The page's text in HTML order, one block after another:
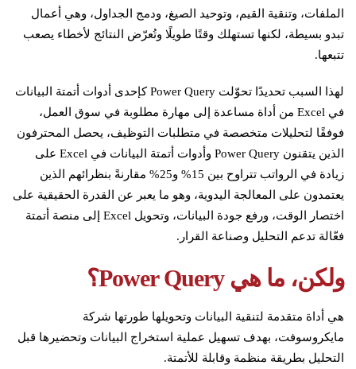
الملفات، وتنقية القيم، وتوحيد الصيغ، ودمج الجداول، وهي أعمال
تبدو بسيطة، لكنها تستهلك وقتًا طويلًا وتُعرّض النتائج لأخطاء يصعب
تتبعها.
لهذا السبب تحديدًا تحوّلت Power Query كإحدى أدوات أتمتة البيانات
في Excel من أداة مساعدة إلى مهارة مطلوبة في سوق العمل،
فوفقًا لتحليلات متخصصة في متطلبات التوظيف، يحصل المحترفون
الذين يتقنون Power Query وأدوات أتمتة البيانات في Excel على
زيادة في الرواتب تتراوح بين 15% و25% مقارنةً بنظرائهم الذين
يعتمدون على المعالجة اليدوية، وهو ما يعبر عن القدرة الحقيقية على
اختصار الوقت، ورفع جودة البيانات، وتحويل Excel إلى منصة أتمتة
فعّالة تدعم التحليل وصناعة القرار.
ولكن، ما هيPower Query؟
هي أداة متقدمة لتنقية البيانات وتحويلها طورتها شركة
مايكروسوفت، بهدف تسهيل عملية استخراج البيانات وتحضيرها قبل
التحليل بطريقة منظمة وقابلة للأتمتة.